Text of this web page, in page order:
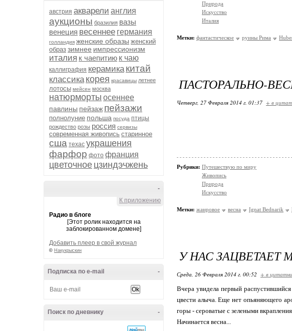
австрия акварели англия
аукционы бразилия вазы
венеция весеннее германия
голландия женские образы женский
образ зимнее импрессионизм
италия к чаепитию к чаю
каллиграфия керамика китай
классика корея красавицы летнее
лотосы мейсен москва
натюрморты осеннее
павлины пейзаж пейзажи
полнолуние польша посуда птицы
рождество розы россия сервизы
современная живопись старинное
сша техас украшения
фарфор фото франция
цветочное цзиндэчжень
-
К приложению
Радио в блоге
[Этот ролик находится на
заблокированном домене]
Добавить плеер в свой журнал
© Накукрыскин
-
Подписка по e-mail
-
Поиск по дневнику
Природа
Искусство
Италия
Метки: фантастическое руины Рима
ПАСТОРАЛЬНО-
Четверг, 27 Февраля 2014 г. 01:37 + в
Рубрики: Путешествую по миру
Живопись
Природа
Искусство
Метки: жанровое весна Ignat Bednarik
У НАС ЗАЦВЕТАЕТ
Среда, 26 Февраля 2014 г. 00:52 + в
Вчера увидела первый
цвести алыча. Еще нет опьяняющего
горы - сероватые с зелеными
Начинается весна...